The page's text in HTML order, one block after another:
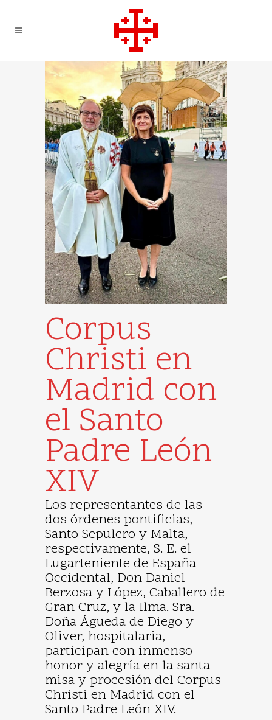
Corpus
Christi en
Madrid con
el Santo
Padre León
XIV
Los representantes de las
dos órdenes pontificias,
Santo Sepulcro y Malta,
respectivamente, S. E. el
Lugarteniente de España
Occidental, Don Daniel
Berzosa y López, Caballero de
Gran Cruz, y la Ilma. Sra.
Doña Águeda de Diego y
Oliver, hospitalaria,
participan con inmenso
honor y alegría en la santa
misa y procesión del Corpus
Christi en Madrid con el
Santo Padre León XIV.